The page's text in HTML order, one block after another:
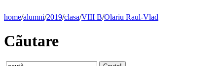
home/alumni/2019/clasa/VIII B/Olariu Raul-Vlad
Cãutare